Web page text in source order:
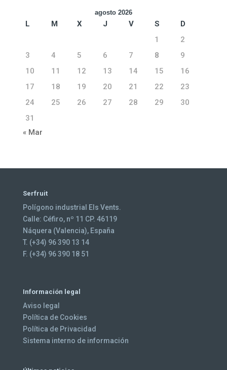
agosto 2026
L M X J V S
D
1
2
3
4 5 6 7 8
9
10
11 12 13 14 15
16
17
18 19 20 21 22
23
24
25 26 27 28 29
30
31
« Mar
Serfruit
Polígono industrial Els Vents.
Calle: Céfiro, nº 11 CP. 46119
Náquera (Valencia), España
T. (+34) 96 390 13 14
F. (+34) 96 390 18 51
Información legal
Aviso legal
Política de Cookies
Política de Privacidad
Sistema interno de información